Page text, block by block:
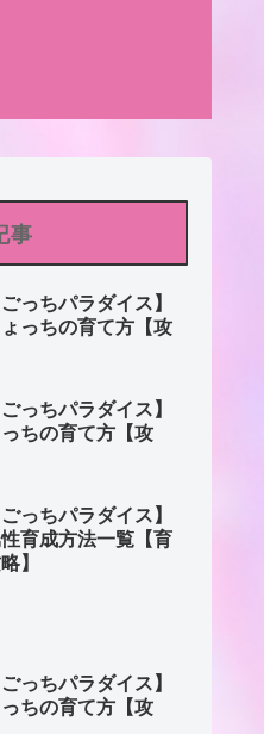
事
ごっちパラダイス】
っちの育て方【攻
ごっちパラダイス】
ちの育て方【攻
ごっちパラダイス】
育成方法一覧【育
】
ごっちパラダイス】
ちの育て方【攻